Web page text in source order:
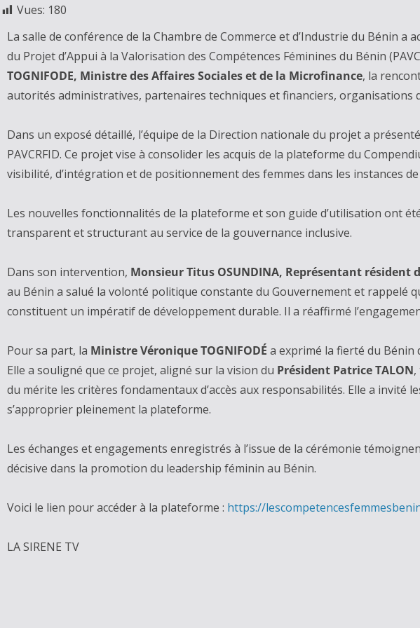
Vues: 180
La salle de conférence de la Chambre de Commerce et d’Industrie du Bénin
du Projet d’Appui à la Valorisation des Compétences Féminines du Bénin
TOGNIFODE, Ministre des Affaires Sociales et de la Microfinance, la
autorités administratives, partenaires techniques et financiers, organisations
Dans un exposé détaillé, l’équipe de la Direction nationale du projet a
PAVCRFID. Ce projet vise à consolider les acquis de la plateforme du
visibilité, d’intégration et de positionnement des femmes dans les instances
Les nouvelles fonctionnalités de la plateforme et son guide d’utilisation ont
transparent et structurant au service de la gouvernance inclusive.
Dans son intervention, Monsieur Titus OSUNDINA, Représentant résident
au Bénin a salué la volonté politique constante du Gouvernement et rappelé
constituent un impératif de développement durable. Il a réaffirmé
Pour sa part, la Ministre Véronique TOGNIFODÉ a exprimé la fierté du Bénin
Elle a souligné que ce projet, aligné sur la vision du Président Patrice TALON
du mérite les critères fondamentaux d’accès aux responsabilités. Elle a
s’approprier pleinement la plateforme.
Les échanges et engagements enregistrés à l’issue de la cérémonie
décisive dans la promotion du leadership féminin au Bénin.
Voici le lien pour accéder à la plateforme : https://
LA SIRENE TV